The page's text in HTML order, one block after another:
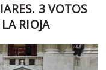
3 VOTOS
RIOJA